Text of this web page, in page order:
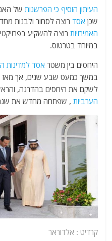
העיתון הוסיף כי הפרשנות של
שכן אסד רוצה לסחור ולבנות
האמירויות רוצה להשקיע
במיוחד בטרטוס.
היחסים בין משטר אסדלמדינות
לשקם את היחסים בהדרגה,
הערביות , שפתחה מחדש את
קרדיט : אלדוראר